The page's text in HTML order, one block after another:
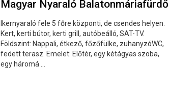
Magyar Nyaraló Balatonmáriafürdő
Ikernyaraló fele 5 főre központi, de csendes helyen.
Kert, kerti bútor, kerti grill, autóbeálló, SAT-TV.
Földszint: Nappali, étkező, főzőfülke, zuhanyzóWC,
fedett terasz. Emelet: Előtér, egy kétágyas szoba,
egy háromá ...